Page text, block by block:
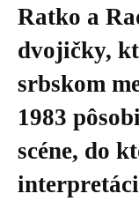
Ratko a
dvojičky,
srbskom
1983
scéne, do